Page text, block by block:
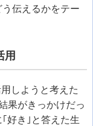
伝えるかをテー
用
しようと考えた
果がきっかけだっ
好き｣と答えた生